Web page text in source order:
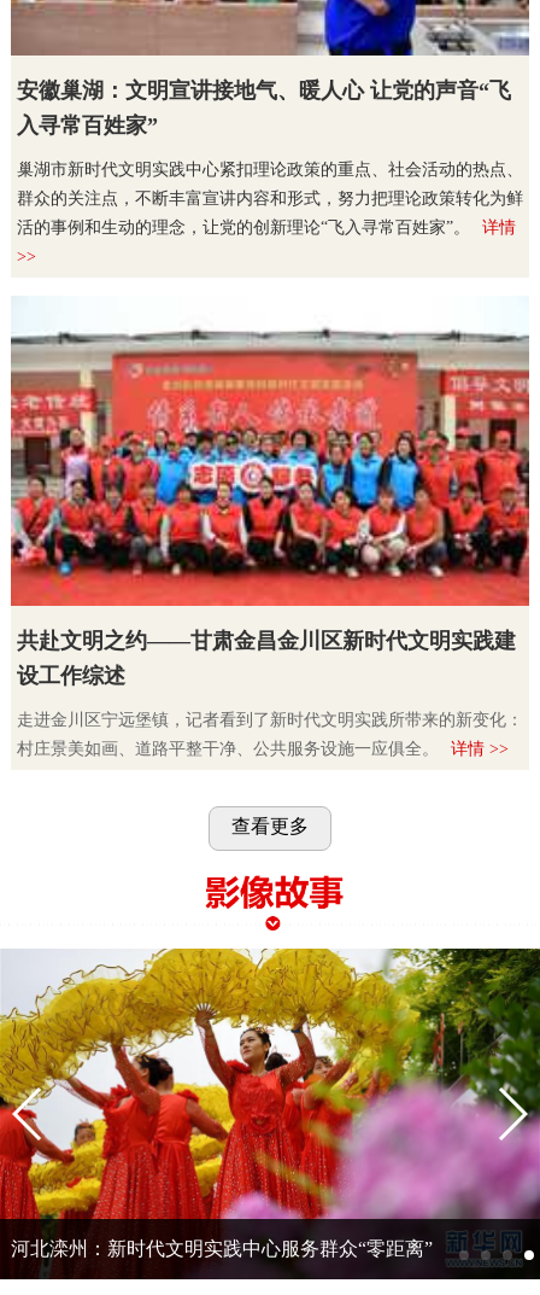
安徽巢湖：文明宣讲接地气、暖人心 让党的声音“飞
入寻常百姓家”
巢湖市新时代文明实践中心紧扣理论政策的重点、社会活动的热点、
群众的关注点，不断丰富宣讲内容和形式，努力把理论政策转化为鲜
活的事例和生动的理念，让党的创新理论“飞入寻常百姓家”。
详情
>>
共赴文明之约——甘肃金昌金川区新时代文明实践建
设工作综述
走进金川区宁远堡镇，记者看到了新时代文明实践所带来的新变化：
村庄景美如画、道路平整干净、公共服务设施一应俱全。
详情 >>
查看更多
河北滦州：新时代文明实践中心服务群众“零距离”